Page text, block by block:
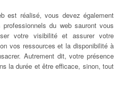
est réalisé, vous devez également
du web sauront vous
votre visibilité et assurer votre
vos ressources et la disponibilité à
Autrement dit, votre présence
la durée et être efficace, sinon, tout